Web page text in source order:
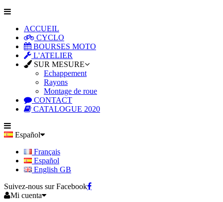
ACCUEIL
CYCLO
BOURSES MOTO
L'ATELIER
SUR MESURE
Echappement
Rayons
Montage de roue
CONTACT
CATALOGUE 2020
Español
Français
Español
English GB
Suivez-nous sur Facebook
Mi cuenta